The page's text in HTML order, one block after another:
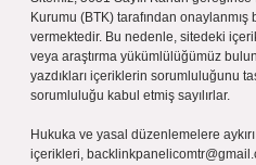
Kurumu (BTK) tarafından onaylanmış
vermektedir. Bu nedenle, sitedeki
veya araştırma yükümlülüğümüz
yazdıkları içeriklerin sorumluluğunu
sorumluluğu kabul etmiş sayılırlar.
Hukuka ve yasal düzenlemelere
içerikleri,